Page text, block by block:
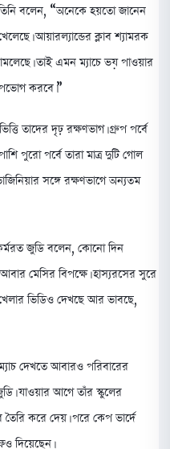
বলেন, “অনেকে হয়তো জানেন
আয়ারল্যান্ডের ক্লাব শ্যামরক
তাই এমন ম্যাচে ভয় পাওয়ার
করবে।”
তাদের দৃঢ় রক্ষণভাগ। গ্রুপ পর্বে
পুরো পর্বে তারা মাত্র দুটি গোল
সঙ্গে রক্ষণভাগে অন্যতম
জুডি বলেন, কোনো দিন
মেসির বিপক্ষে। হাস্যরসের সুরে
ভিডিও দেখছে আর ভাবছে,
দেখতে আবারও পরিবারের
যাওয়ার আগে তাঁর স্কুলের
তৈরি করে দেয়। পরে কেপ ভার্দে
দিয়েছেন।